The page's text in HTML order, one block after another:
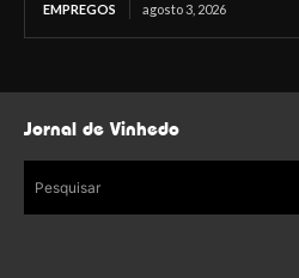
EMPREGOS agosto 3, 2026
Jornal de Vinhedo
Pesquisar